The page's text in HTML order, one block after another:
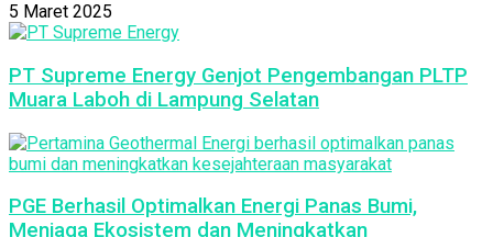
5 Maret 2025
PT Supreme Energy Genjot Pengembangan PLTP
Muara Laboh di Lampung Selatan
PGE Berhasil Optimalkan Energi Panas Bumi,
Menjaga Ekosistem dan Meningkatkan